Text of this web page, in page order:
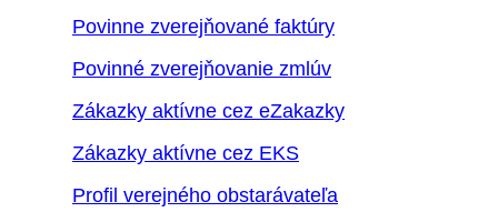
Povinne zverejňované faktúry
Povinné zverejňovanie zmlúv
Zákazky aktívne cez eZakazky
Zákazky aktívne cez EKS
Profil verejného obstarávateľa